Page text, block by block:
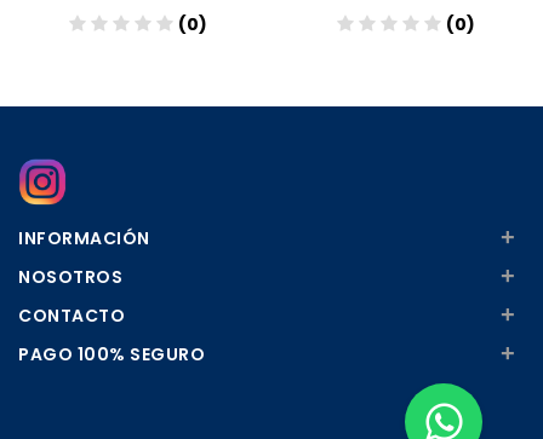
(0) (0)
INFORMACIÓN +
NOSOTROS +
CONTACTO +
PAGO 100% SEGURO +